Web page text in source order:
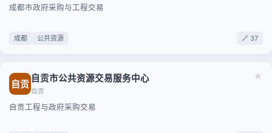
成都市政府采购与工程交易
成都 公共资源 🔗 37
★
自贡 自贡市公共资源交易服务中心
自贡
自贡工程与政府采购交易